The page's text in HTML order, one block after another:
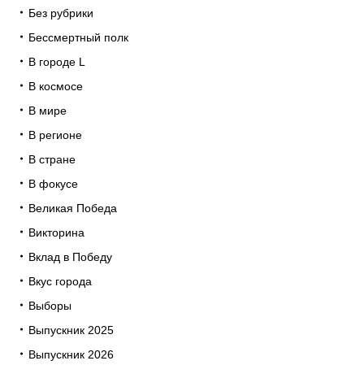
Без рубрики
Бессмертный полк
В городе L
В космосе
В мире
В регионе
В стране
В фокусе
Великая Победа
Викторина
Вклад в Победу
Вкус города
Выборы
Выпускник 2025
Выпускник 2026